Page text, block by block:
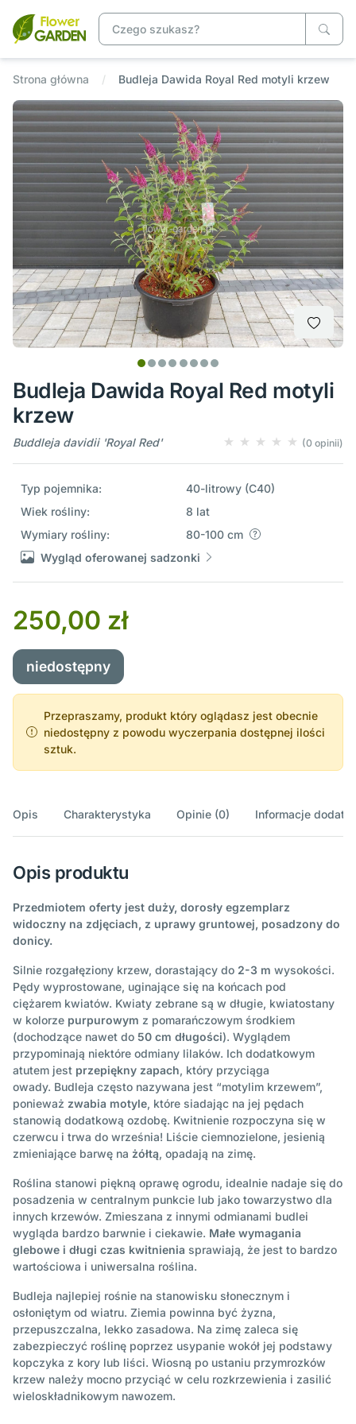
Strona główna Budleja Dawida Royal Red motyli krzew
Budleja Dawida Royal Red motyli
krzew
Buddleja davidii 'Royal Red' (0 opinii)
Typ pojemnika:
40-litrowy (C40)
Wiek rośliny:
8 lat
Wymiary rośliny:
80-100 cm
Wygląd oferowanej sadzonki
250,00 zł
niedostępny
Przepraszamy, produkt który oglądasz jest obecnie
niedostępny z powodu wyczerpania dostępnej ilości
sztuk.
Opis Charakterystyka Opinie (0) Informacje
Opis produktu
Przedmiotem oferty jest duży, dorosły egzemplarz
widoczny na zdjęciach, z uprawy gruntowej, posadzony do
donicy.
Silnie rozgałęziony krzew, dorastający do 2-3 m wysokości.
Pędy wyprostowane, uginające się na końcach pod
ciężarem kwiatów. Kwiaty zebrane są w długie, kwiatostany
w kolorze purpurowym z pomarańczowym środkiem
(dochodzące nawet do 50 cm długości). Wyglądem
przypominają niektóre odmiany lilaków. Ich dodatkowym
atutem jest przepiękny zapach, który przyciąga
owady. Budleja często nazywana jest “motylim krzewem”,
ponieważ zwabia motyle, które siadając na jej pędach
stanowią dodatkową ozdobę. Kwitnienie rozpoczyna się w
czerwcu i trwa do września! Liście ciemnozielone, jesienią
zmieniające barwę na żółtą, opadają na zimę.
Roślina stanowi piękną oprawę ogrodu, idealnie nadaje się do
posadzenia w centralnym punkcie lub jako towarzystwo dla
innych krzewów. Zmieszana z innymi odmianami budlei
wygląda bardzo barwnie i ciekawie. Małe wymagania
glebowe i długi czas kwitnienia sprawiają, że jest to bardzo
wartościowa i uniwersalna roślina.
Budleja najlepiej rośnie na stanowisku słonecznym i
osłoniętym od wiatru. Ziemia powinna być żyzna,
przepuszczalna, lekko zasadowa. Na zimę zaleca się
zabezpieczyć roślinę poprzez usypanie wokół jej podstawy
kopczyka z kory lub liści. Wiosną po ustaniu przymrozków
krzew należy mocno przyciąć w celu rozkrzewienia i zasilić
wieloskładnikowym nawozem.